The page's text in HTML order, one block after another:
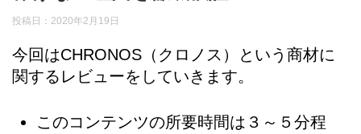
投稿日：2020年2月19日
今回はCHRONOS（クロノス）という商材に
関するレビューをしていきます。
このコンテンツの所要時間は３～５分程